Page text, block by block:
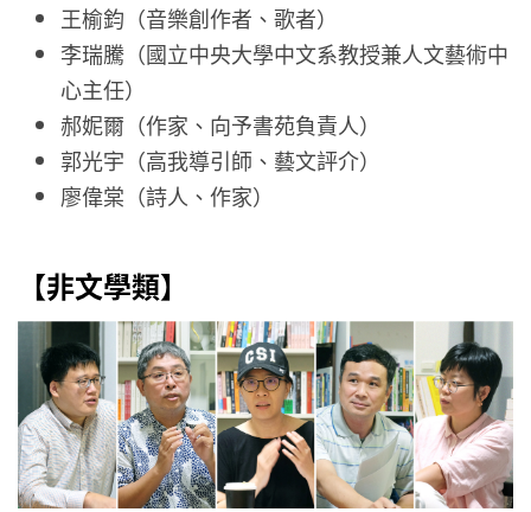
王榆鈞（音樂創作者、歌者）
李瑞騰（國立中央大學中文系教授兼人文藝術中
心主任）
郝妮爾（作家、向予書苑負責人）
郭光宇（高我導引師、藝文評介）
廖偉棠（詩人、作家）
【非文學類】